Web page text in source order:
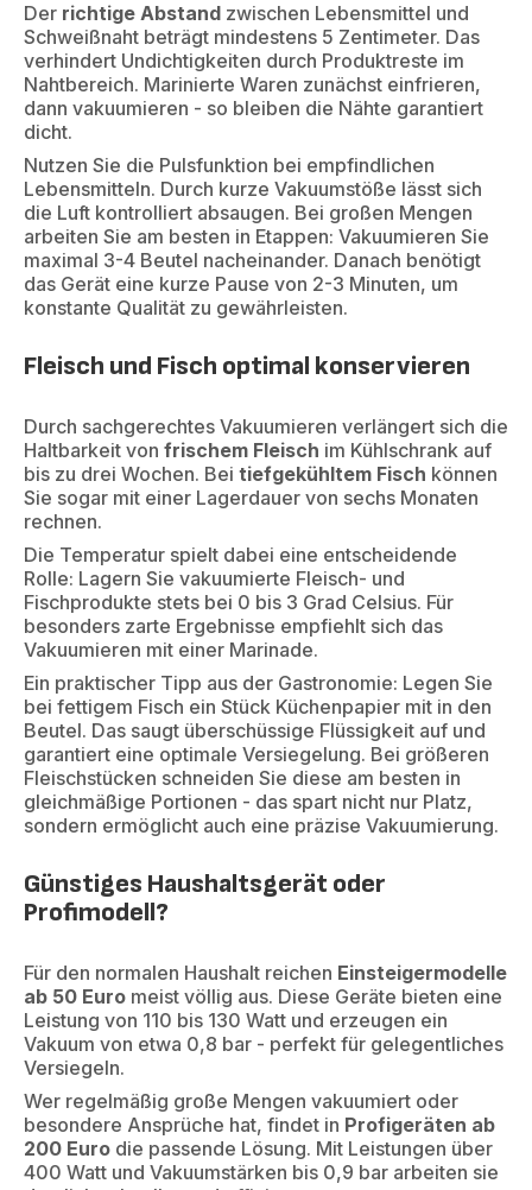
Der richtige Abstand zwischen Lebensmittel und
Schweißnaht beträgt mindestens 5 Zentimeter. Das
verhindert Undichtigkeiten durch Produktreste im
Nahtbereich. Marinierte Waren zunächst einfrieren,
dann vakuumieren - so bleiben die Nähte garantiert
dicht.
Nutzen Sie die Pulsfunktion bei empfindlichen
Lebensmitteln. Durch kurze Vakuumstöße lässt sich
die Luft kontrolliert absaugen. Bei großen Mengen
arbeiten Sie am besten in Etappen: Vakuumieren Sie
maximal 3-4 Beutel nacheinander. Danach benötigt
das Gerät eine kurze Pause von 2-3 Minuten, um
konstante Qualität zu gewährleisten.
Fleisch und Fisch optimal konservieren
Durch sachgerechtes Vakuumieren verlängert sich die
Haltbarkeit von frischem Fleisch im Kühlschrank auf
bis zu drei Wochen. Bei tiefgekühltem Fisch können
Sie sogar mit einer Lagerdauer von sechs Monaten
rechnen.
Die Temperatur spielt dabei eine entscheidende
Rolle: Lagern Sie vakuumierte Fleisch- und
Fischprodukte stets bei 0 bis 3 Grad Celsius. Für
besonders zarte Ergebnisse empfiehlt sich das
Vakuumieren mit einer Marinade.
Ein praktischer Tipp aus der Gastronomie: Legen Sie
bei fettigem Fisch ein Stück Küchenpapier mit in den
Beutel. Das saugt überschüssige Flüssigkeit auf und
garantiert eine optimale Versiegelung. Bei größeren
Fleischstücken schneiden Sie diese am besten in
gleichmäßige Portionen - das spart nicht nur Platz,
sondern ermöglicht auch eine präzise Vakuumierung.
Günstiges Haushaltsgerät oder
Profimodell?
Für den normalen Haushalt reichen Einsteigermodelle
ab 50 Euro meist völlig aus. Diese Geräte bieten eine
Leistung von 110 bis 130 Watt und erzeugen ein
Vakuum von etwa 0,8 bar - perfekt für gelegentliches
Versiegeln.
Wer regelmäßig große Mengen vakuumiert oder
besondere Ansprüche hat, findet in Profigeräten ab
200 Euro die passende Lösung. Mit Leistungen über
400 Watt und Vakuumstärken bis 0,9 bar arbeiten sie